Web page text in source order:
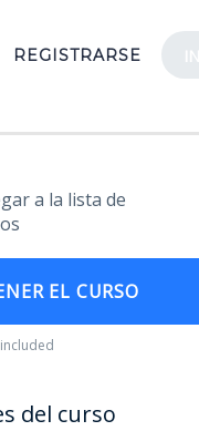
REGISTRARSE
a la lista de
EL CURSO
del curso